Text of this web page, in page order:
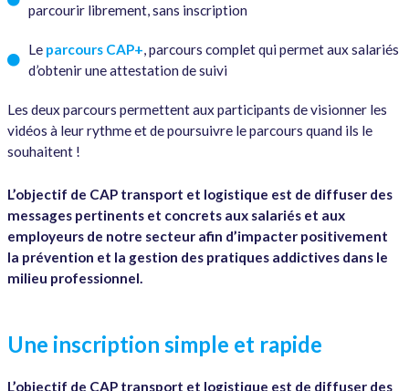
parcourir librement, sans inscription
Le parcours CAP+, parcours complet qui permet aux salariés
d’obtenir une attestation de suivi
Les deux parcours permettent aux participants de visionner les
vidéos à leur rythme et de poursuivre le parcours quand ils le
souhaitent !
L’objectif de CAP transport et logistique est de diffuser des
messages pertinents et concrets aux salariés et aux
employeurs de notre secteur afin d’impacter positivement
la prévention et la gestion des pratiques addictives dans le
milieu professionnel.
Une inscription simple et rapide
L’objectif de CAP transport et logistique est de diffuser des